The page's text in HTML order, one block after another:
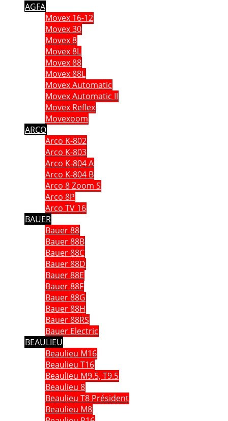
AGFA
Movex 16-12
Movex 30
Movex 8
Movex 8L
Movex 88
Movex 88L
Movex Automatic
Movex Automatic II
Movex Reflex
Movexoom
ARCO
Arco K-802
Arco K-803
Arco K-804 A
Arco K-804 B
Arco 8 Zoom S
Arco 8P
Arco TV 16
BAUER
Bauer 88
Bauer 88B
Bauer 88C
Bauer 88D
Bauer 88E
Bauer 88F
Bauer 88G
Bauer 88H
Bauer 88RS
Bauer Electric
BEAULIEU
Beaulieu M16
Beaulieu T16
Beaulieu M9.5, T9.5
Beaulieu 8
Beaulieu T8 Président
Beaulieu M8